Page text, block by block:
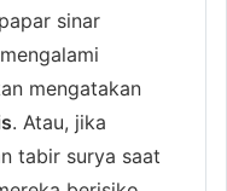
sinar
mengatakan
. Atau, jika
tabir surya saat